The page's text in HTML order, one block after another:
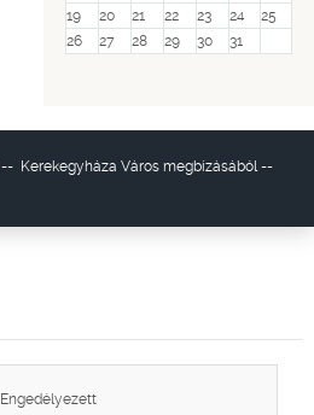
19
20 21 22 23 24
25
26
27 28 29 30 31
-- Kerekegyháza Város megbízásából --
Engedélyezett